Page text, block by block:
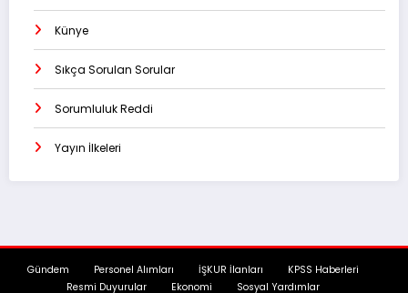
Künye
Sıkça Sorulan Sorular
Sorumluluk Reddi
Yayın İlkeleri
Gündem Personel Alımları İŞKUR İlanları
KPSS Haberleri
Resmi Duyurular
Ekonomi Sosyal Yardımlar